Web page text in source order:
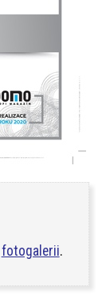
fotogalerii.